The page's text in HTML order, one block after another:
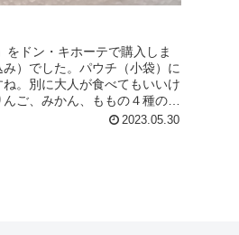
をドン・キホーテで購入しま
）でした。パウチ（小袋）に
。別に大人が食べてもいいけ
ご、みかん、ももの４種の
2023.05.30